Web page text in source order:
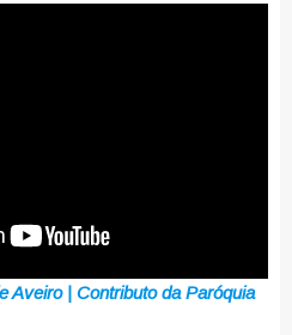
Aveiro | Contributo da Paróquia